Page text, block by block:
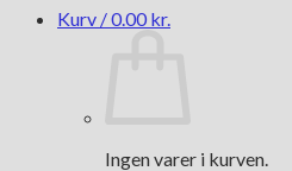
Kurv /0.00 kr.
Ingen varer i kurven.